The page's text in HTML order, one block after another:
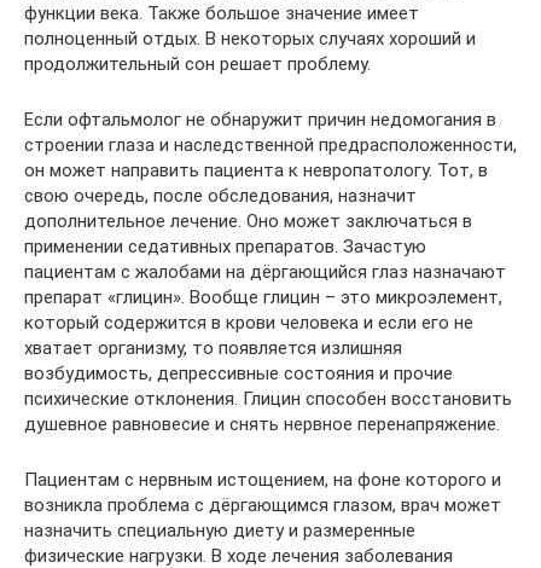
функции века. Также большое значение имеет
полноценный отдых. В некоторых случаях хороший и
продолжительный сон решает проблему.
Если офтальмолог не обнаружит причин недомогания в
строении глаза и наследственной предрасположенности,
он может направить пациента к невропатологу. Тот, в
свою очередь, после обследования, назначит
дополнительное лечение. Оно может заключаться в
применении седативных препаратов. Зачастую
пациентам с жалобами на дёргающийся глаз назначают
препарат «глицин». Вообще глицин – это микроэлемент,
который содержится в крови человека и если его не
хватает организму, то появляется излишняя
возбудимость, депрессивные состояния и прочие
психические отклонения. Глицин способен восстановить
душевное равновесие и снять нервное перенапряжение.
Пациентам с нервным истощением, на фоне которого и
возникла проблема с дёргающимся глазом, врач может
назначить специальную диету и размеренные
физические нагрузки. В ходе лечения заболевания